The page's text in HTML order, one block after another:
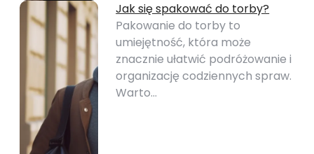
Jak się spakować do torby?
Pakowanie do torby to
umiejętność, która może
znacznie ułatwić podróżowanie i
organizację codziennych spraw.
Warto…